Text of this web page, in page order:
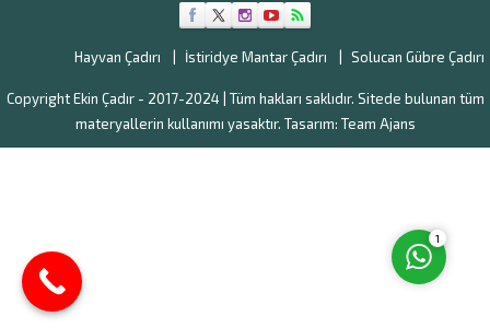
Hayvan Çadırı İstiridye Mantar Çadırı Solucan Gübre Çadırı
Copyright Ekin Çadır - 2017-2024 | Tüm hakları saklıdır. Sitede bulunan tüm
materyallerin kullanımı yasaktır. Tasarım: Team Ajans
Müşteri Temsilcisi
1